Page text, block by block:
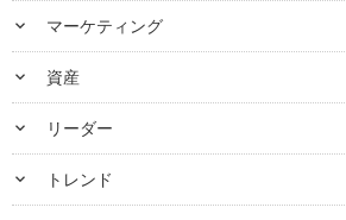
keyboard_arrow_down マーケティング
keyboard_arrow_down 資産
keyboard_arrow_down リーダー
keyboard_arrow_down トレンド